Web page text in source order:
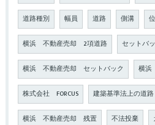
道路種別 幅員 道路 側溝
横浜 不動産売却 2項道路 セットバ
横浜 不動産売却 セットバック 横浜
株式会社 FORCUS 建築基準法上の道路
横浜 不動産売却 残置 不法投棄